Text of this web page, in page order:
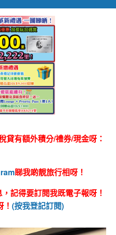
貸有額外積分/禮券/現金呀：
睇我啲靚旅行相呀！
記得要訂閱我既電子報呀！
(按我登記訂閱)